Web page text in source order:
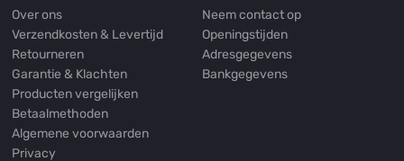
Over ons
Verzendkosten & Levertijd
Retourneren
Garantie & Klachten
Producten vergelijken
Betaalmethoden
Algemene voorwaarden
Privacy
Neem contact op
Openingstijden
Adresgegevens
Bankgegevens